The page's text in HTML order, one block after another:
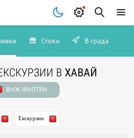
Стоки В града
В ХАВАЙ
ВИЖ ФИЛТРИ
Екскурзии